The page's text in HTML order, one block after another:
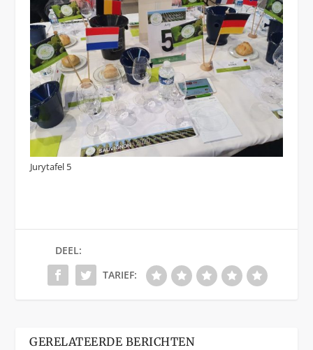
Jurytafel 5
DEEL:
TARIEF:
GERELATEERDE BERICHTEN